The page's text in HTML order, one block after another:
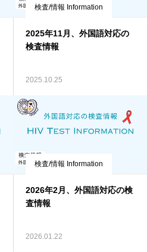
検査/情報 Information
2025年11月、外国語対応の
検査情報
2025.10.25
検査/情報 Information
2026年2月、外国語対応の検
査情報
2026.01.22